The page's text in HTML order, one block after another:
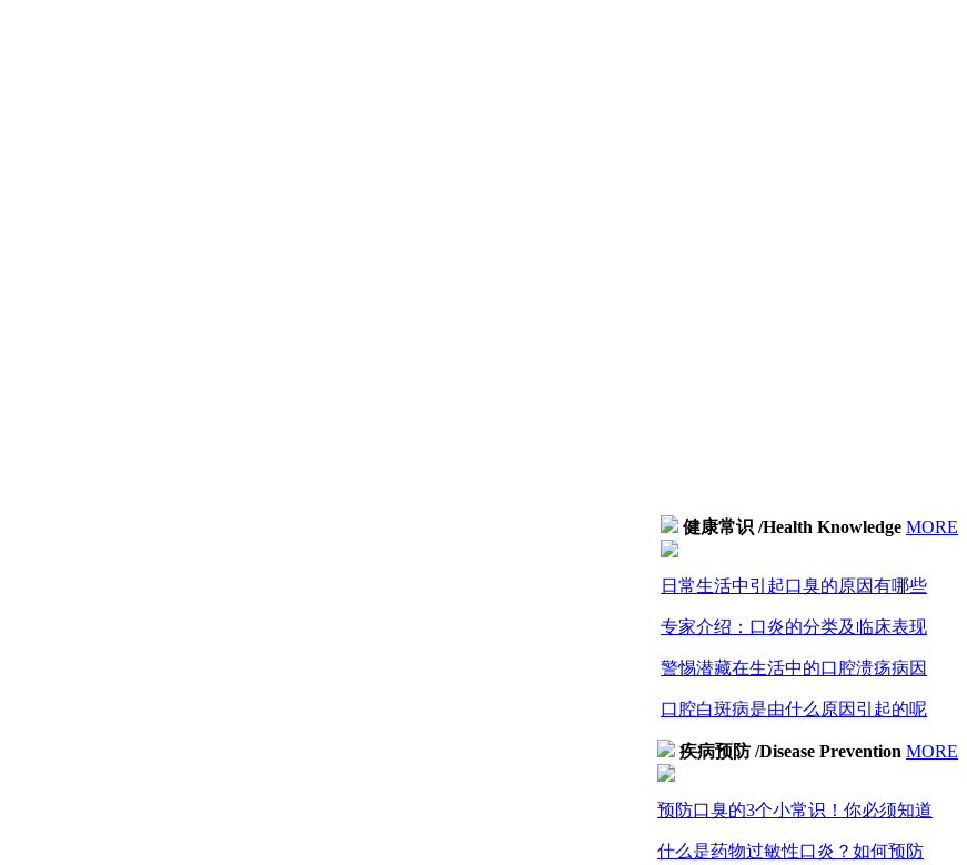
健康常识 /Health Knowledge MORE
日常生活中引起口臭的原因有哪些
专家介绍：口炎的分类及临床表现
警惕潜藏在生活中的口腔溃疡病因
口腔白斑病是由什么原因引起的呢
疾病预防/Disease Prevention MORE
预防口臭的3个小常识！你必须知道
什么是药物过敏性口炎？如何预防